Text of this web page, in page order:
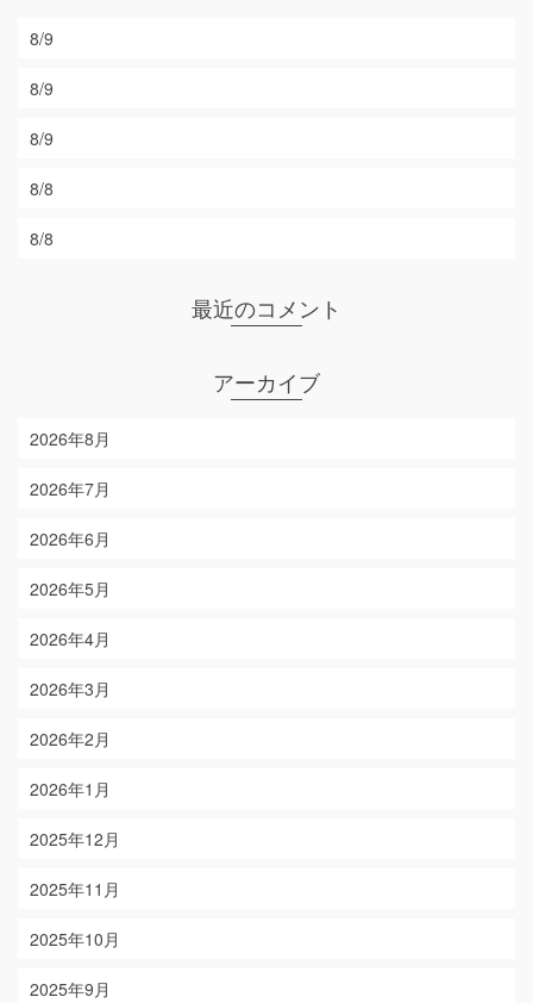
8/9
8/9
8/9
8/8
8/8
最近のコメント
アーカイブ
2026年8月
2026年7月
2026年6月
2026年5月
2026年4月
2026年3月
2026年2月
2026年1月
2025年12月
2025年11月
2025年10月
2025年9月